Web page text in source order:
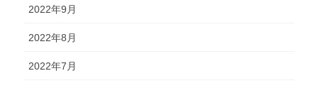
2022年9月
2022年8月
2022年7月